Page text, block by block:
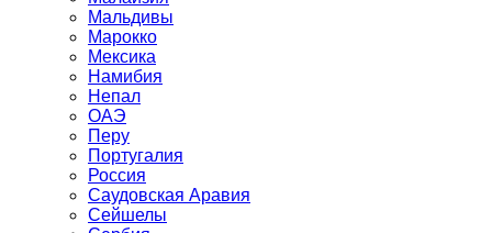
Мальдивы
Марокко
Мексика
Намибия
Непал
ОАЭ
Перу
Португалия
Россия
Саудовская Аравия
Сейшелы